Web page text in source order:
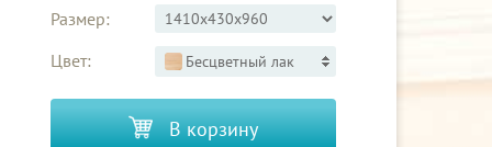
Размер:
Цвет:
Бесцветный лак
В корзину